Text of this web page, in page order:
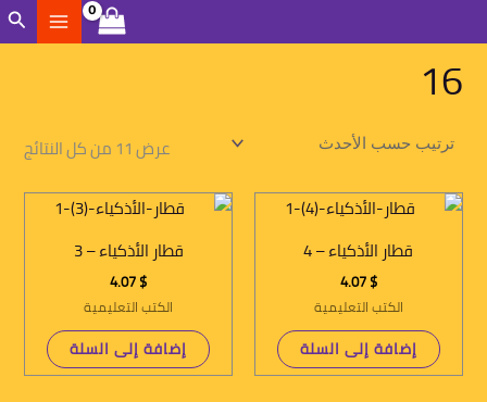
إلى
المحتوى
16
عرض ⁦11⁩ من كل النتائج
تم
قطار الأذكياء – 4
$
4.07
الكتب التعليمية
إضافة إلى السلة
قطار الأذكياء – 3
$
الكتب التعليمية
إضافة إلى السلة